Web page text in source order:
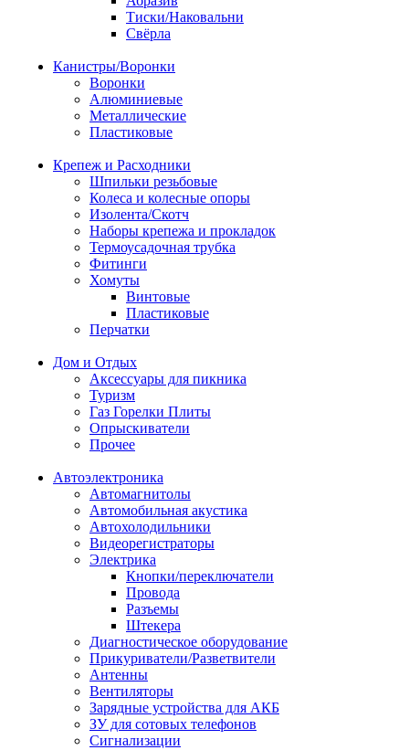
Тиски/Наковальни
Свёрла
Канистры/Воронки
Воронки
Алюминиевые
Металлические
Пластиковые
Крепеж и Расходники
Шпильки резьбовые
Колеса и колесные опоры
Изолента/Скотч
Наборы крепежа и прокладок
Термоусадочная трубка
Фитинги
Хомуты
Винтовые
Пластиковые
Перчатки
Дом и Отдых
Аксессуары для пикника
Туризм
Газ Горелки Плиты
Опрыскиватели
Прочее
Автоэлектроника
Автомагнитолы
Автомобильная акустика
Автохолодильники
Видеорегистраторы
Электрика
Кнопки/переключатели
Провода
Разъемы
Штекера
Диагностическое оборудование
Прикуриватели/Разветвители
Антенны
Вентиляторы
Зарядные устройства для АКБ
ЗУ для сотовых телефонов
Сигнализации